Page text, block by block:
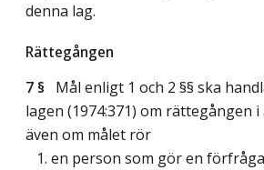
denna lag.
Rättegången
7 § Mål enligt 1 och 2 §§ ska
lagen (1974:371) om rättegången
även om målet rör
1. en person som gör en